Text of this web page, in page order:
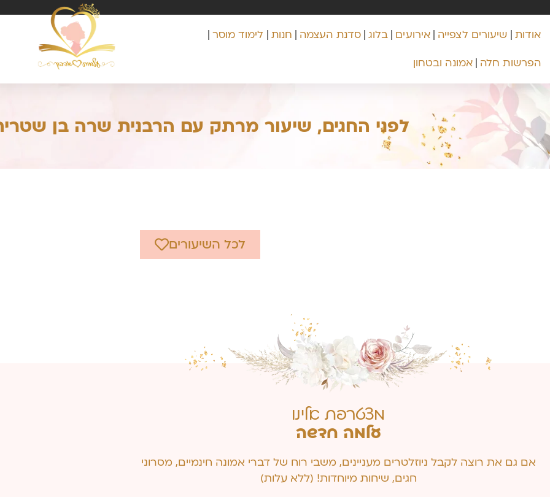
אודות שיעורים לצפייה אירועים בלוג סדנת העצמה חנות
לימוד מוסר
הפרשות חלה אמונה ובטחון
לפני החגים, שיעור מרתק עם הרבנית שרה בן
לכל השיעורים
מצטרפת אלינו
עלמה חדשה
אם גם את רוצה לקבל ניוזלטרים מעניינים, משבי רוח של דברי אמונה חינמיים, מסרוני
חגים, שיחות מיוחדות! (ללא עלות)